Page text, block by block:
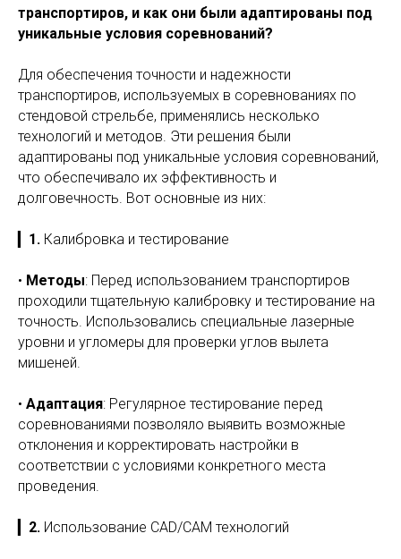
транспортиров, и как они были адаптированы под
уникальные условия соревнований?
Для обеспечения точности и надежности
транспортиров, используемых в соревнованиях по
стендовой стрельбе, применялись несколько
технологий и методов. Эти решения были
адаптированы под уникальные условия соревнований,
что обеспечивало их эффективность и
долговечность. Вот основные из них:
1. Калибровка и тестирование
• Методы: Перед использованием транспортиров
проходили тщательную калибровку и тестирование на
точность. Использовались специальные лазерные
уровни и угломеры для проверки углов вылета
мишеней.
• Адаптация: Регулярное тестирование перед
соревнованиями позволяло выявить возможные
отклонения и корректировать настройки в
соответствии с условиями конкретного места
проведения.
2. Использование CAD/CAM технологий